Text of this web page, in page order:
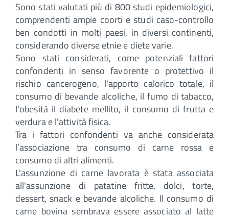
Sono stati valutati più di 800 studi epidemiologici,
comprendenti ampie coorti e studi caso-controllo
ben condotti in molti paesi, in diversi continenti,
considerando diverse etnie e diete varie.
Sono stati considerati, come potenziali fattori
confondenti in senso favorente o protettivo il
rischio cancerogeno, l'apporto calorico totale, il
consumo di bevande alcoliche, il fumo di tabacco,
l'obesità il diabete mellito, il consumo di frutta e
verdura e l'attività fisica.
Tra i fattori confondenti va anche considerata
l’associazione tra consumo di carne rossa e
consumo di altri alimenti.
L'assunzione di carne lavorata è stata associata
all'assunzione di patatine fritte, dolci, torte,
dessert, snack e bevande alcoliche. Il consumo di
carne bovina sembrava essere associato al latte